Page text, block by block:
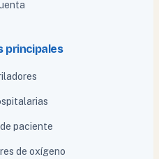
principales
paciente
de oxígeno